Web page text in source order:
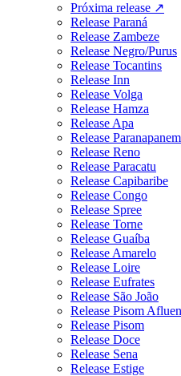
Próxima release ↗
Release Paraná
Release Zambeze
Release Negro/Purus
Release Tocantins
Release Inn
Release Volga
Release Hamza
Release Apa
Release
Release Reno
Release Paracatu
Release Capibaribe
Release Congo
Release Spree
Release Torne
Release Guaíba
Release Amarelo
Release Loire
Release Eufrates
Release São João
Release Pisom
Release Pisom
Release Doce
Release Sena
Release Estige